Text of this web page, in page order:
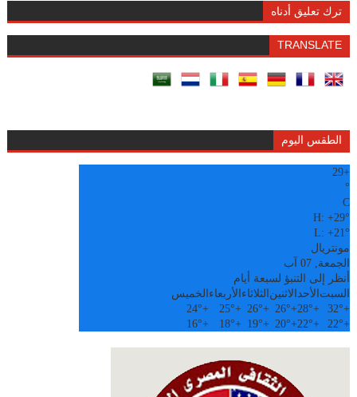
ترك تعليق أدناه
TRANSLATE
الطقس اليوم
+
29
°
C
H:+29°
L:+21°
مونتريال
الجمعة, 07 آب
أنظر إلى التنبؤ لسبعة أيام
السبت الأحدالاثنين الثلاثاء الأربعاء الخميس
+
32°
+
28°
+
26°
+
26°
+
25°
+
24°
+
22°
+
22°
+
20°
+
19°
+
18°
+
16°